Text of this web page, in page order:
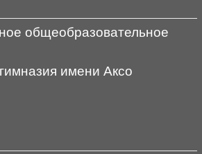
общеобразовательное
имени Аксо